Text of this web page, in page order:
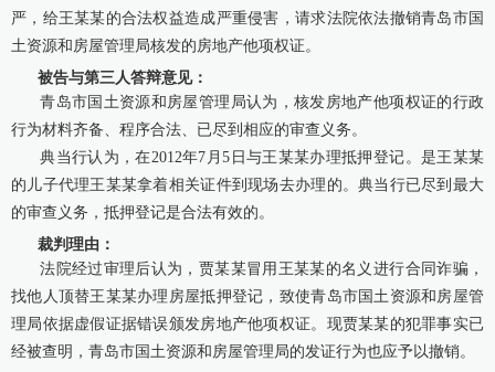
严，给王某某的合法权益造成严重侵害，请求法院依法撤销青岛市国
土资源和房屋管理局核发的房地产他项权证。
被告与第三人答辩意见：
青岛市国土资源和房屋管理局认为，核发房地产他项权证的行政
行为材料齐备、程序合法、已尽到相应的审查义务。
典当行认为，在2012年7月5日与王某某办理抵押登记。是王某某
的儿子代理王某某拿着相关证件到现场去办理的。典当行已尽到最大
的审查义务，抵押登记是合法有效的。
裁判理由：
法院经过审理后认为，贾某某冒用王某某的名义进行合同诈骗，
找他人顶替王某某办理房屋抵押登记，致使青岛市国土资源和房屋管
理局依据虚假证据错误颁发房地产他项权证。现贾某某的犯罪事实已
经被查明，青岛市国土资源和房屋管理局的发证行为也应予以撤销。